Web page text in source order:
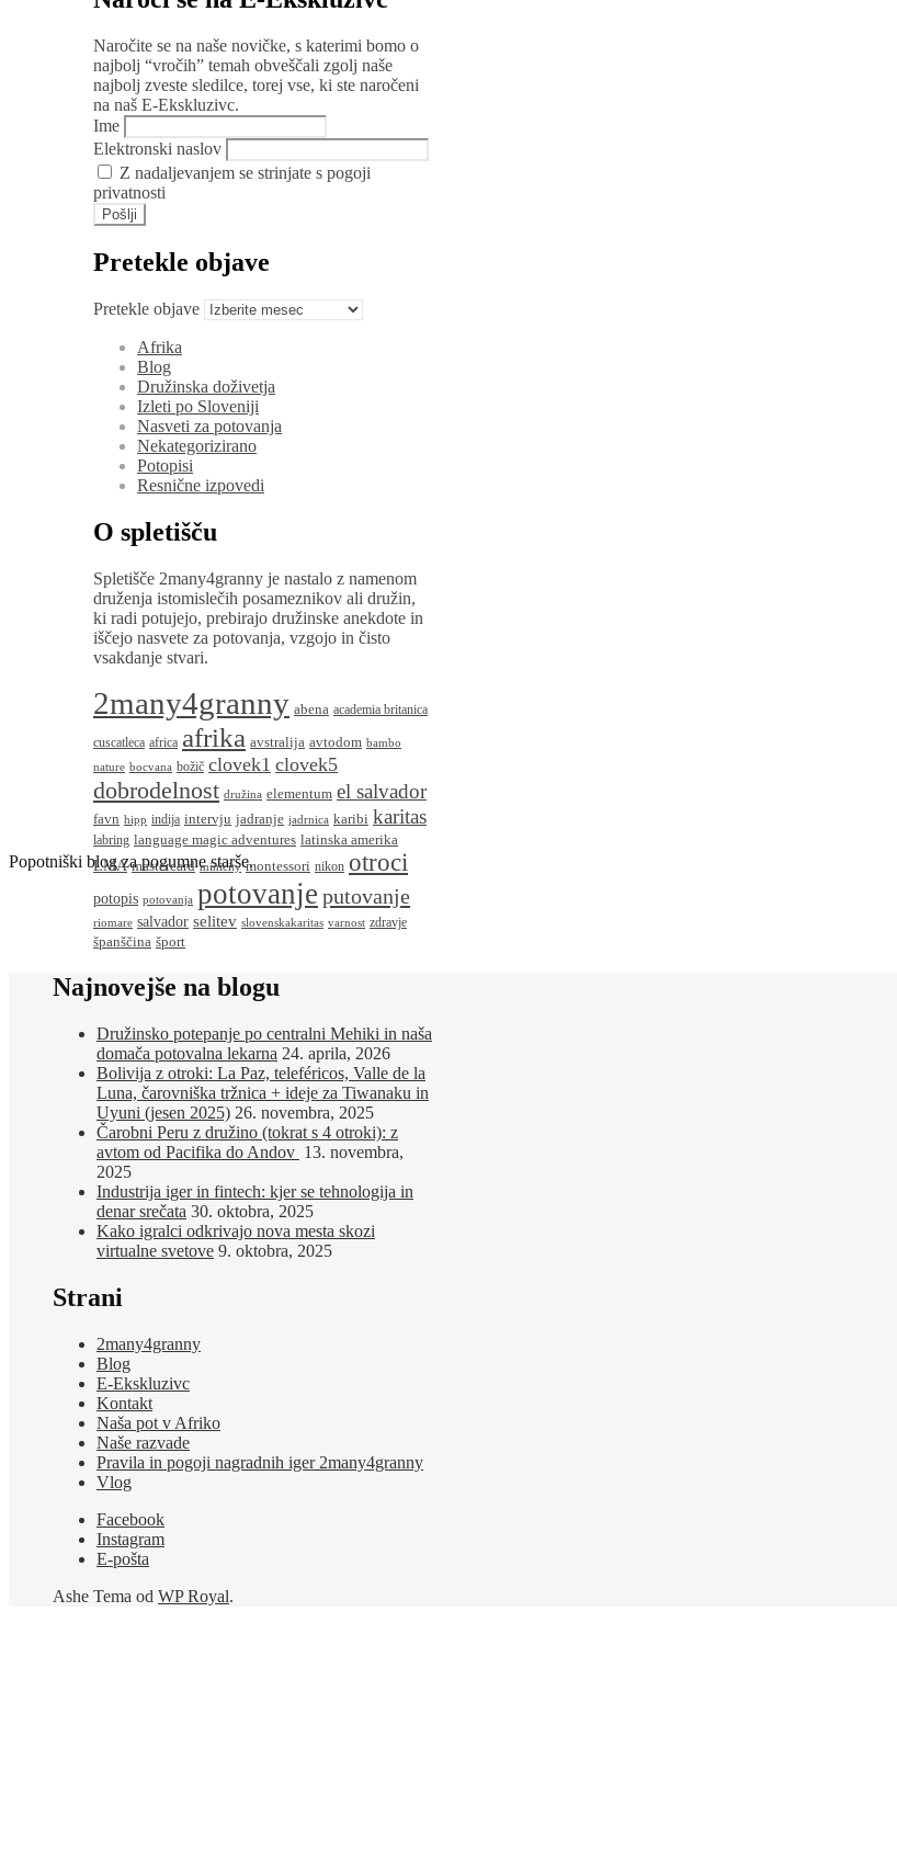
Popotniški blog za pogumne starše.
Naročite se na naše novičke, s katerimi bomo o
najbolj “vročih” temah obveščali zgolj naše
najbolj zveste sledilce, torej vse, ki ste naročeni
na naš E-Ekskluzivc.
Ime
Elektronski naslov
Z nadaljevanjem se strinjate s pogoji
privatnosti
Pretekle objave
Pretekle objave
Afrika
Blog
Družinska doživetja
Izleti po Sloveniji
Nasveti za potovanja
Nekategorizirano
Potopisi
Resnične izpovedi
O spletišču
Spletišče 2many4granny je nastalo z namenom
druženja istomislečih posameznikov ali družin,
ki radi potujejo, prebirajo družinske anekdote in
iščejo nasvete za potovanja, vzgojo in čisto
vsakdanje stvari.
2many4granny abena academia britanica
cuscatleca africa afrika avstralija avtodom bambo
nature bocvana božič clovek1 clovek5
dobrodelnost družina elementum el salvador
favn hipp indija intervju jadranje jadrnica karibi karitas
labring language magic adventures latinska amerika
LMA mastercard minicity montessori nikon otroci
potopis potovanja potovanje putovanje
riomare salvador selitev slovenskakaritas varnost zdravje
španščina šport
Najnovejše na blogu
Družinsko potepanje po centralni Mehiki in naša
domača potovalna lekarna 24. aprila, 2026
Bolivija z otroki: La Paz, teleféricos, Valle de la
Luna, čarovniška tržnica + ideje za Tiwanaku in
Uyuni (jesen 2025) 26. novembra, 2025
Čarobni Peru z družino (tokrat s 4 otroki): z
avtom od Pacifika do Andov 13. novembra,
2025
Industrija iger in fintech: kjer se tehnologija in
denar srečata 30. oktobra, 2025
Kako igralci odkrivajo nova mesta skozi
virtualne svetove 9. oktobra, 2025
Strani
2many4granny
Blog
E-Ekskluzivc
Kontakt
Naša pot v Afriko
Naše razvade
Pravila in pogoji nagradnih iger 2many4granny
Vlog
Facebook
Instagram
E-pošta
Ashe Tema od WP Royal.